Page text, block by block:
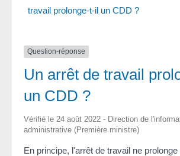
travail prolonge-t-il un CDD ?
Question-réponse
Un arrêt de travail
un CDD ?
Vérifié le 24 août 2022 - Direction de
administrative (Première ministre)
En principe, l'arrêt de travail ne